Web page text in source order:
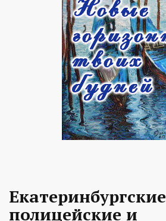
Екатеринбургские
полицейские и